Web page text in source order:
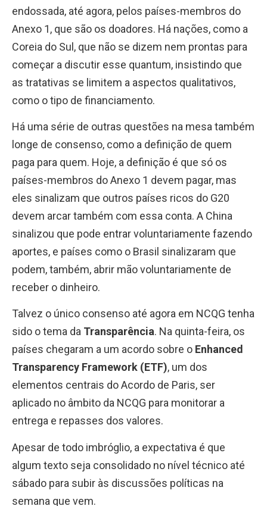
endossada, até agora, pelos países-membros do
Anexo 1, que são os doadores. Há nações, como a
Coreia do Sul, que não se dizem nem prontas para
começar a discutir esse quantum, insistindo que
as tratativas se limitem a aspectos qualitativos,
como o tipo de financiamento.
Há uma série de outras questões na mesa também
longe de consenso, como a definição de quem
paga para quem. Hoje, a definição é que só os
países-membros do Anexo 1 devem pagar, mas
eles sinalizam que outros países ricos do G20
devem arcar também com essa conta. A China
sinalizou que pode entrar voluntariamente fazendo
aportes, e países como o Brasil sinalizaram que
podem, também, abrir mão voluntariamente de
receber o dinheiro.
Talvez o único consenso até agora em NCQG tenha
sido o tema da Transparência. Na quinta-feira, os
países chegaram a um acordo sobre o Enhanced
Transparency Framework (ETF), um dos
elementos centrais do Acordo de Paris, ser
aplicado no âmbito da NCQG para monitorar a
entrega e repasses dos valores.
Apesar de todo imbróglio, a expectativa é que
algum texto seja consolidado no nível técnico até
sábado para subir às discussões políticas na
semana que vem.